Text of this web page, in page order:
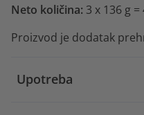
Neto količina: 3 x 136 g =
Proizvod je dodatak
Upotreba